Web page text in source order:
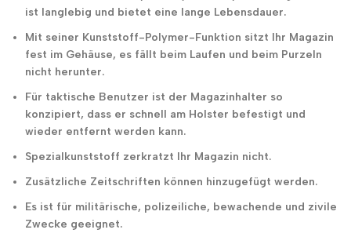
ist langlebig und bietet eine lange Lebensdauer.
Mit seiner Kunststoff-Polymer-Funktion sitzt Ihr Magazin
fest im Gehäuse, es fällt beim Laufen und beim Purzeln
nicht herunter.
Für taktische Benutzer ist der Magazinhalter so
konzipiert, dass er schnell am Holster befestigt und
wieder entfernt werden kann.
Spezialkunststoff zerkratzt Ihr Magazin nicht.
Zusätzliche Zeitschriften können hinzugefügt werden.
Es ist für militärische, polizeiliche, bewachende und zivile
Zwecke geeignet.